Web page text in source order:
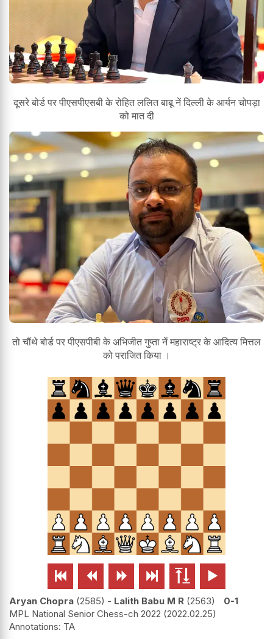
दूसरे बोर्ड पर पीएसपीएसबी के रोहित ललित बाबू नें दिल्ली के आर्यन चोपड़ा
को मात दी
तो चौंथे बोर्ड पर पीएसपीबी के अभिजीत गुप्ता नें महाराष्ट्र के आदित्य मित्तल
को पराजित किया ।
     
Aryan Chopra 2585 - Lalith Babu M R 2563
0-1
MPL National Senior Chess-ch 2022 2022.02.25
TA